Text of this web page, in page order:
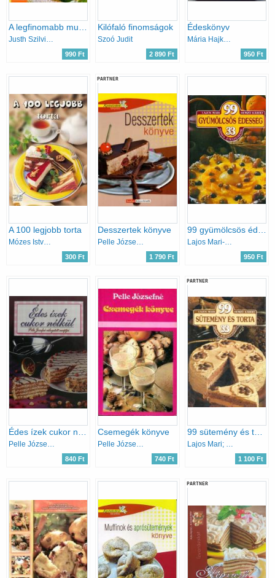
Justh Szilvia (szerk.)
990 Ft
Kilófaló finomságok
Szoó Judit
2 890 Ft
Édeskönyv
Mária Hajková
950 Ft
A 100 legjobb torta
300 Ft
PARTNER
Desszertek könyve
1 790 Ft
Lajos Mari- Hemző Károly
950 Ft
Édes ízek cukor nélkül
Pelle Józsefné
840 Ft
Csemegék könyve
Pelle Józsefné
740 Ft
PARTNER
99 sütemény és torta 33 színes ételfotóval
Lajos Mari; Hemző Károly
1 100 Ft
PARTNER